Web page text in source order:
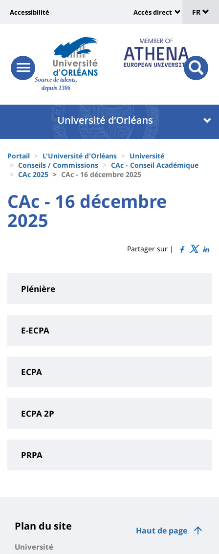
Site
Source de talents,
depuis 1306
Université
Recherche
responsive
menu
button
Université
vers
page
accessibilité
Accessibilité
:
Shortcut
links
Accès direct
de
FR
Université
Block
liste
des
composantes
d'Ariane
Portail L'Université d'Orléans
Université
Conseils / Commissions
CAc - Conseil Académique
CAc 2025
CAc - 16 décembre 2025
University
:
Sidebar
University
:
Main
Titre
CAc - 16 décembre
2025
Partager sur |
Plénière
E-ECPA
ECPA
ECPA 2P
PRPA
page
principale
Haut de page
Plan du site
Université